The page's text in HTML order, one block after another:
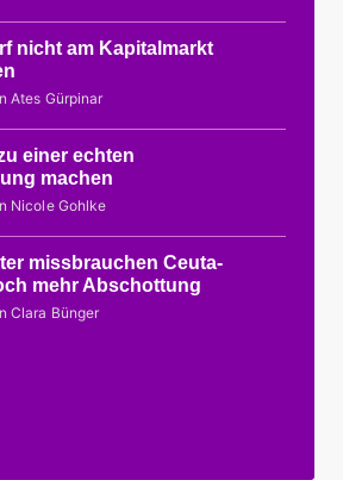
nicht am Kapitalmarkt
Ates Gürpinar
einer echten
machen
Nicole Gohlke
missbrauchen Ceuta-
mehr Abschottung
Clara Bünger